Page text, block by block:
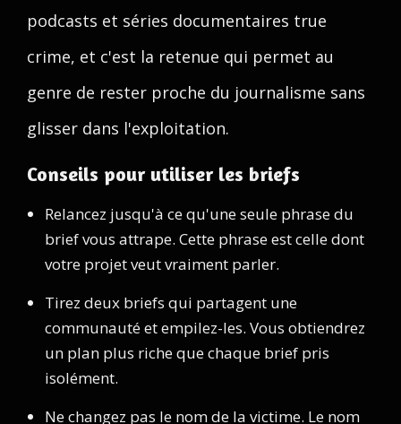
podcasts et séries documentaires true
crime, et c'est la retenue qui permet au
genre de rester proche du journalisme sans
glisser dans l'exploitation.
Conseils pour utiliser les briefs
Relancez jusqu'à ce qu'une seule phrase du
brief vous attrape. Cette phrase est celle dont
votre projet veut vraiment parler.
Tirez deux briefs qui partagent une
communauté et empilez-les. Vous obtiendrez
un plan plus riche que chaque brief pris
isolément.
Ne changez pas le nom de la victime. Le nom